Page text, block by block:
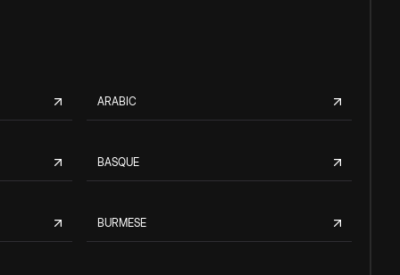
ARABIC
BASQUE
BURMESE